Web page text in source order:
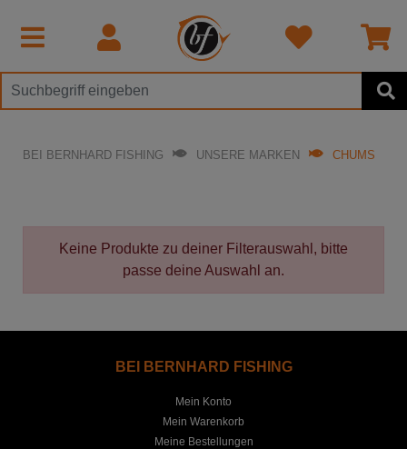
BEI BERNHARD FISHING UNSERE MARKEN CHUMS
Keine Produkte zu deiner Filterauswahl, bitte
passe deine Auswahl an.
BEI BERNHARD FISHING
Mein Konto
Mein Warenkorb
Meine Bestellungen